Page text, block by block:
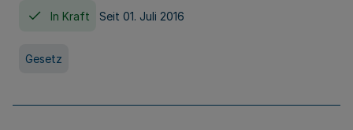
In Kraft Seit 01. Juli 2016
Gesetz